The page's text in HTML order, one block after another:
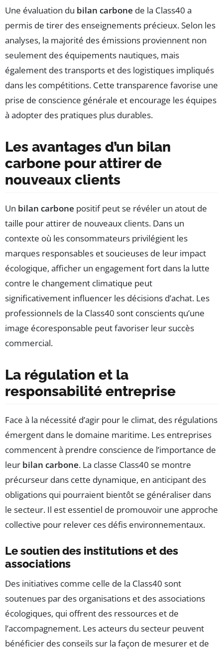
Une évaluation du bilan carbone de la Class40 a
permis de tirer des enseignements précieux. Selon les
analyses, la majorité des émissions proviennent non
seulement des équipements nautiques, mais
également des transports et des logistiques impliqués
dans les compétitions. Cette transparence favorise une
prise de conscience générale et encourage les équipes
à adopter des pratiques plus durables.
Les avantages d’un bilan
carbone pour attirer de
nouveaux clients
Un bilan carbone positif peut se révéler un atout de
taille pour attirer de nouveaux clients. Dans un
contexte où les consommateurs privilégient les
marques responsables et soucieuses de leur impact
écologique, afficher un engagement fort dans la lutte
contre le changement climatique peut
significativement influencer les décisions d’achat. Les
professionnels de la Class40 sont conscients qu’une
image écoresponsable peut favoriser leur succès
commercial.
La régulation et la
responsabilité entreprise
Face à la nécessité d’agir pour le climat, des régulations
émergent dans le domaine maritime. Les entreprises
commencent à prendre conscience de l’importance de
leur bilan carbone. La classe Class40 se montre
précurseur dans cette dynamique, en anticipant des
obligations qui pourraient bientôt se généraliser dans
le secteur. Il est essentiel de promouvoir une approche
collective pour relever ces défis environnementaux.
Le soutien des institutions et des
associations
Des initiatives comme celle de la Class40 sont
soutenues par des organisations et des associations
écologiques, qui offrent des ressources et de
l’accompagnement. Les acteurs du secteur peuvent
bénéficier des conseils sur la façon de mesurer et de